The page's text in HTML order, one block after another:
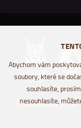
© Zoo Hluboká 2026
Abychom vám
soubory, které se
souhlasíte,
nesouhlasíte,